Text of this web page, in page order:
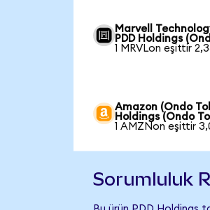
Marvell
PDD Holdings
1 MRVLon eşittir
Amazon (Ondo
Holdings (Ondo
1 AMZNon eşittir
Sorumluluk